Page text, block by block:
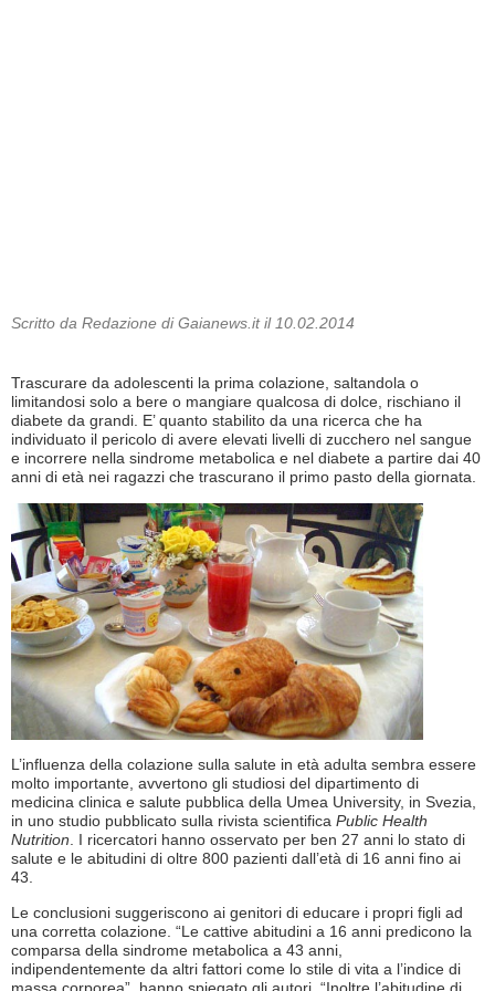
Scritto da Redazione di Gaianews.it il 10.02.2014
Trascurare da adolescenti la prima colazione, saltandola o
limitandosi solo a bere o mangiare qualcosa di dolce, rischiano il
diabete da grandi. E’ quanto stabilito da una ricerca che ha
individuato il pericolo di avere elevati livelli di zucchero nel sangue
e incorrere nella sindrome metabolica e nel diabete a partire dai 40
anni di età nei ragazzi che trascurano il primo pasto della giornata.
L’influenza della colazione sulla salute in età adulta sembra essere
molto importante, avvertono gli studiosi del dipartimento di
medicina clinica e salute pubblica della Umea University, in Svezia,
in uno studio pubblicato sulla rivista scientifica Public Health
Nutrition . I ricercatori hanno osservato per ben 27 anni lo stato di
salute e le abitudini di oltre 800 pazienti dall’età di 16 anni fino ai
43.
Le conclusioni suggeriscono ai genitori di educare i propri figli ad
una corretta colazione. “Le cattive abitudini a 16 anni predicono la
comparsa della sindrome metabolica a 43 anni,
indipendentemente da altri fattori come lo stile di vita a l’indice di
massa corporea”, hanno spiegato gli autori. “Inoltre l’abitudine di